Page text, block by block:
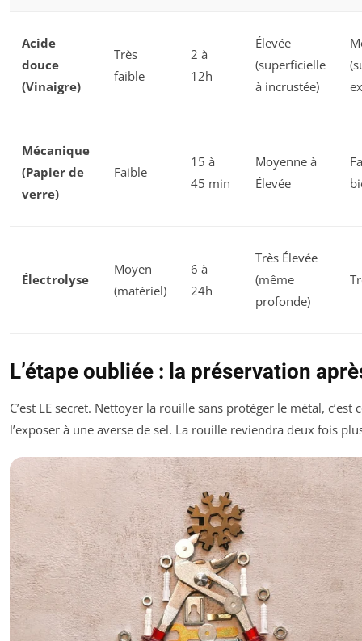
Acide
douce
(Vinaigre)
Très
faible
2 à
12h
Élevée
(superficielle
à incrustée)
Mécanique
(Papier de
verre)
Faible
15 à
45 min
Moyenne à
Élevée
Électrolyse
Moyen
(matériel)
6 à
24h
Très Élevée
(même
profonde)
L’étape oubliée : la préservation
C’est LE secret. Nettoyer la rouille sans protéger le métal,
l’exposer à une averse de sel. La rouille reviendra deux fois